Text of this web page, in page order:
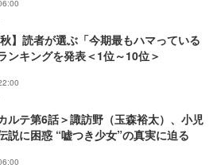
秋】読者が選ぶ「今期最もハマっている
ンキングを発表＜1位～10位＞
ルテ第6話＞諏訪野（玉森裕太）、小児
説に困惑 “嘘つき少女”の真実に迫る